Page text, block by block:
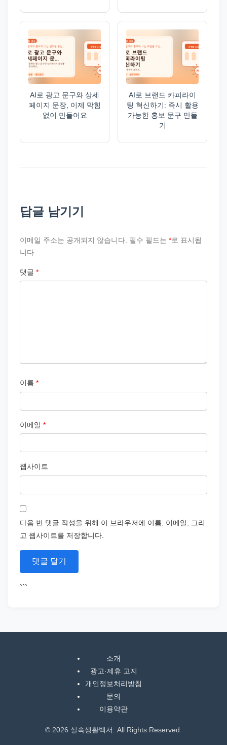
AI로 광고 문구와 상세
페이지 문장, 이제 막힘
없이 만들어요
AI로 브랜드 카피라이
팅 혁신하기: 즉시 활용
가능한 홍보 문구 만들
기
답글 남기기
이메일 주소는 공개되지 않습니다. 필수 필드는 *로 표시됩
니다
댓글 *
이름 *
이메일 *
웹사이트
다음 번 댓글 작성을 위해 이 브라우저에 이름, 이메일, 그리
고 웹사이트를 저장합니다.
```
소개
광고·제휴 고지
개인정보처리방침
문의
이용약관
© 2026 실속생활백서. All Rights Reserved.